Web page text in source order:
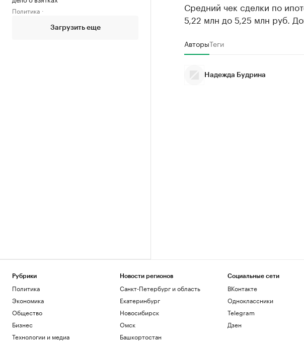
Политика
Загрузить еще
Средний чек сделки по
5,22 млн до 5,25 млн руб.
АвторыТеги
Надежда Будрина
Рубрики
Политика
Экономика
Общество
Бизнес
Технологии и медиа
Новости регионов
Санкт-Петербург и область
Екатеринбург
Новосибирск
Омск
Башкортостан
Социальные сети
ВКонтакте
Одноклассники
Telegram
Дзен